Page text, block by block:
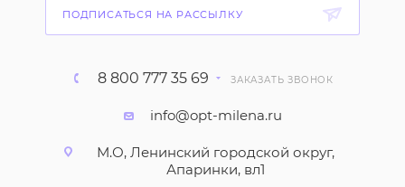
ПОДПИСАТЬСЯ НА РАССЫЛКУ
8 800 777 35 69 ЗАКАЗАТЬ ЗВОНОК
info@opt-milena.ru
М.О, Ленинский городской округ,
Апаринки, вл1